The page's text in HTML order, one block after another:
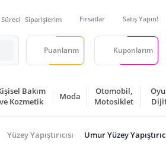
Siparişlerim Fırsatlar Satış Yapın!
Puanlarım Kuponlarım
Bakım
ve Kozmetik
Moda
Otomobil,
Motosiklet
Yüzey Yapıştırıcısı Umur Yüzey